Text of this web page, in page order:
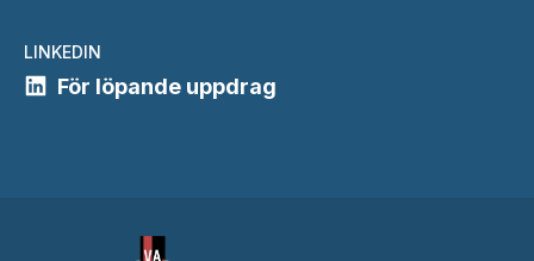
LINKEDIN
För löpande uppdrag